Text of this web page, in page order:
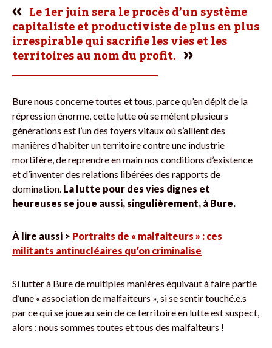
Le 1er juin sera le procès d’un système
capitaliste et productiviste de plus en plus
irrespirable qui sacrifie les vies et les
territoires au nom du profit.
Bure nous concerne toutes et tous, parce qu’en dépit de la
répression énorme, cette lutte où se mêlent plusieurs
générations est l’un des foyers vitaux où s’allient des
manières d’habiter un territoire contre une industrie
mortifère, de reprendre en main nos conditions d’existence
et d’inventer des relations libérées des rapports de
domination. La lutte pour des vies dignes et
heureuses se joue aussi, singulièrement, à Bure.
À lire aussi > Portraits de « malfaiteurs » : ces
militants antinucléaires qu’on criminalise
Si lutter à Bure de multiples manières équivaut à faire partie
d’une « association de malfaiteurs », si se sentir touché.e.s
par ce qui se joue au sein de ce territoire en lutte est suspect,
alors : nous sommes toutes et tous des malfaiteurs !